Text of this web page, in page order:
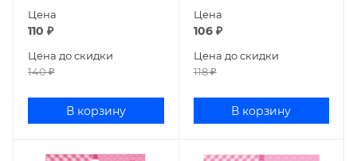
Цена
110 ₽
Цена до скидки
140₽
В корзину
Цена
106₽
Цена до скидки
118₽
В корзину